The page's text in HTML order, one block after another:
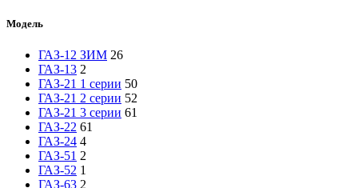
Модель
ГАЗ-12 ЗИМ 26
ГАЗ-13 2
ГАЗ-21 1 серии 50
ГАЗ-21 2 серии 52
ГАЗ-21 3 серии 61
ГАЗ-22 61
ГАЗ-24 4
ГАЗ-51 2
ГАЗ-52 1
ГАЗ-63 2